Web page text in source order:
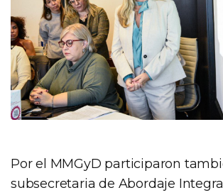
Por el MMGyD participaron
subsecretaria de Abordaje